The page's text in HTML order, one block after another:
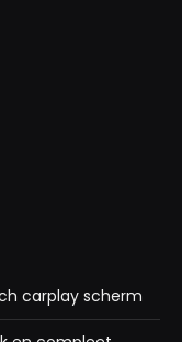
carplay scherm